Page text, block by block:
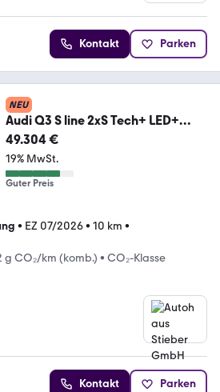
Kontakt Parken
NEU
Audi Q3 S line 2xS Tech+ LED+
KlimaP 19Z OptikP Pr...
49.304 €
19% MwSt.
Guter Preis
• EZ 07/2026• 10 km •
g CO₂/km (komb.) • CO₂-Klasse
Kontakt Parken